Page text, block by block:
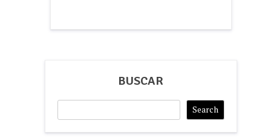
BUSCAR
Search